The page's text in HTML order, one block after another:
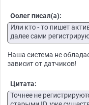
Оолег писал(а):
Или кто - то пишет
далее сами
Наша система не
зависит от датчиков!
Цитата:
Точнее не